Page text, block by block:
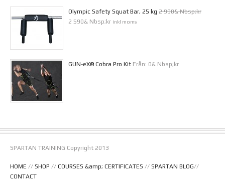
Olympic Safety Squat Bar, 25 kg 2 990& Nbsp;kr
2 590& Nbsp;kr inkl moms
GUN-eX® Cobra Pro Kit Från: 0& Nbsp;kr
SPARTAN TRAINING Copyright 2013
HOME // SHOP // COURSES &amp; CERTIFICATES // SPARTAN BLOG//
CONTACT